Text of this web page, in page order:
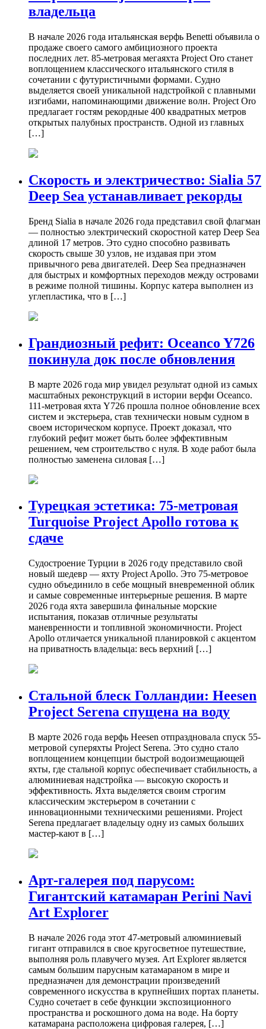
владельца
В начале 2026 года итальянская верфь Benetti объявила о
продаже своего самого амбициозного проекта
последних лет. 85-метровая мегаяхта Project Oro станет
воплощением классического итальянского стиля в
сочетании с футуристичными формами. Судно
выделяется своей уникальной надстройкой с плавными
изгибами, напоминающими движение волн. Project Oro
предлагает гостям рекордные 400 квадратных метров
открытых палубных пространств. Одной из главных
[…]
Скорость и электричество: Sialia 57
Deep Sea устанавливает рекорды
Бренд Sialia в начале 2026 года представил свой флагман
— полностью электрический скоростной катер Deep Sea
длиной 17 метров. Это судно способно развивать
скорость свыше 30 узлов, не издавая при этом
привычного рева двигателей. Deep Sea предназначен
для быстрых и комфортных переходов между островами
в режиме полной тишины. Корпус катера выполнен из
углепластика, что в […]
Грандиозный рефит: Oceanco Y726
покинула док после обновления
В марте 2026 года мир увидел результат одной из самых
масштабных реконструкций в истории верфи Oceanco.
111-метровая яхта Y726 прошла полное обновление всех
систем и экстерьера, став технически новым судном в
своем историческом корпусе. Проект доказал, что
глубокий рефит может быть более эффективным
решением, чем строительство с нуля. В ходе работ была
полностью заменена силовая […]
Турецкая эстетика: 75-метровая
Turquoise Project Apollo готова к
сдаче
Судостроение Турции в 2026 году представило свой
новый шедевр — яхту Project Apollo. Это 75-метровое
судно объединило в себе мощный вневременной облик
и самые современные интерьерные решения. В марте
2026 года яхта завершила финальные морские
испытания, показав отличные результаты
маневренности и топливной экономичности. Project
Apollo отличается уникальной планировкой с акцентом
на приватность владельца: весь верхний […]
Стальной блеск Голландии: Heesen
Project Serena спущена на воду
В марте 2026 года верфь Heesen отпраздновала спуск 55-
метровой суперяхты Project Serena. Это судно стало
воплощением концепции быстрой водоизмещающей
яхты, где стальной корпус обеспечивает стабильность, а
алюминиевая надстройка — высокую скорость и
эффективность. Яхта выделяется своим строгим
классическим экстерьером в сочетании с
инновационными техническими решениями. Project
Serena предлагает владельцу одну из самых больших
мастер-кают в […]
Арт-галерея под парусом:
Гигантский катамаран Perini Navi
Art Explorer
В начале 2026 года этот 47-метровый алюминиевый
гигант отправился в свое кругосветное путешествие,
выполняя роль плавучего музея. Art Explorer является
самым большим парусным катамараном в мире и
предназначен для демонстрации произведений
современного искусства в крупнейших портах планеты.
Судно сочетает в себе функции экспозиционного
пространства и роскошного дома на воде. На борту
катамарана расположена цифровая галерея, […]